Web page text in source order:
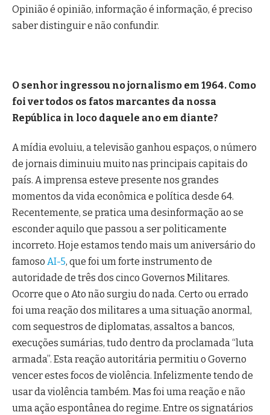
Opinião é opinião, informação é informação, é preciso
saber distinguir e não confundir.
O senhor ingressou no jornalismo em 1964. Como
foi ver todos os fatos marcantes da nossa
República in loco daquele ano em diante?
A mídia evoluiu, a televisão ganhou espaços, o número
de jornais diminuiu muito nas principais capitais do
país. A imprensa esteve presente nos grandes
momentos da vida econômica e política desde 64.
Recentemente, se pratica uma desinformação ao se
esconder aquilo que passou a ser politicamente
incorreto. Hoje estamos tendo mais um aniversário do
famoso AI-5, que foi um forte instrumento de
autoridade de três dos cinco Governos Militares.
Ocorre que o Ato não surgiu do nada. Certo ou errado
foi uma reação dos militares a uma situação anormal,
com sequestros de diplomatas, assaltos a bancos,
execuções sumárias, tudo dentro da proclamada “luta
armada”. Esta reação autoritária permitiu o Governo
vencer estes focos de violência. Infelizmente tendo de
usar da violência também. Mas foi uma reação e não
uma ação espontânea do regime. Entre os signatários